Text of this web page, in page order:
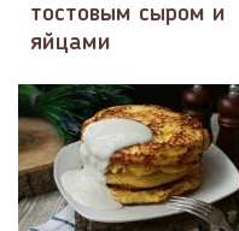
тостовым сыром и
яйцами